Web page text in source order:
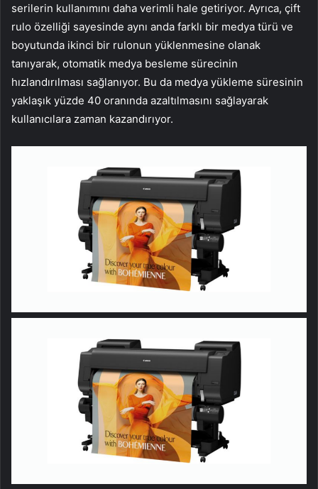
serilerin kullanımını daha verimli hale getiriyor. Ayrıca, çift
rulo özelliği sayesinde aynı anda farklı bir medya türü ve
boyutunda ikinci bir rulonun yüklenmesine olanak
tanıyarak, otomatik medya besleme sürecinin
hızlandırılması sağlanıyor. Bu da medya yükleme süresinin
yaklaşık yüzde 40 oranında azaltılmasını sağlayarak
kullanıcılara zaman kazandırıyor.